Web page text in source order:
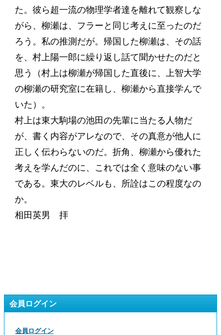
た。彼ら超一流の物理学者達を離れて観察しな
がら、柳瀬は、フラーと同じ考えに至ったのだ
ろう。私の推測だが。帰国した柳瀬は、その話
を、村上陽一郎に繰り返し話て聞かせたのだと
思う（村上は柳瀬が帰国した直後に、上智大学
の柳瀬の研究室に在籍し、柳瀬から直接学んで
いた）。
村上は東大駒場の池田の先輩に当たる人物だ
が、書く内容がアレなので、その真意が他人に
正しく伝わらないのだ。折角、柳瀬から優れた
考えを学んだのに、これでは全く意味のない事
である。東大のレベルも、所詮はこの程度なの
か。
相田英男 拝
会員ログイン
会員ログイン